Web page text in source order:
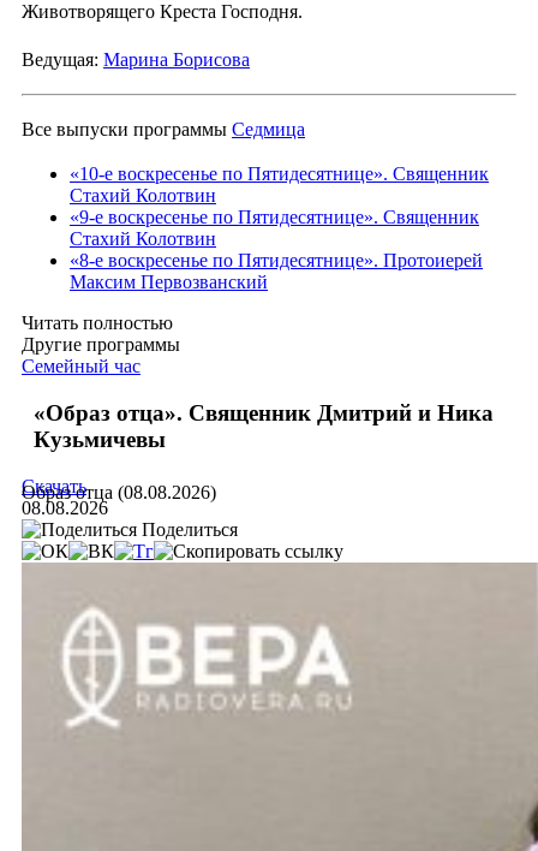
Животворящего Креста Господня.
Ведущая: Марина Борисова
Все выпуски программы Седмица
«10-е воскресенье по Пятидесятнице». Священник
Стахий Колотвин
«9-е воскресенье по Пятидесятнице». Священник
Стахий Колотвин
«8-е воскресенье по Пятидесятнице». Протоиерей
Максим Первозванский
Читать полностью
Другие программы
Семейный час
«Образ отца». Священник Дмитрий и Ника
Кузьмичевы
Образ отца (08.08.2026)
Скачать
08.08.2026
Поделиться